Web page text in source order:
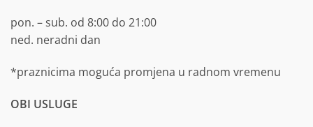
pon. – sub. od 8:00 do 21:00
ned. neradni dan
*praznicima moguća promjena u radnom vremenu
OBI USLUGE